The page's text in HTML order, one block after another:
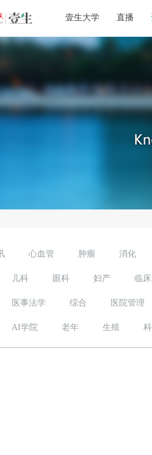
壹生大学 直播
心血管 肿瘤 消化
儿科 眼科 妇产 临
医事法学 综合 医院管理
AI学院 老年 生殖